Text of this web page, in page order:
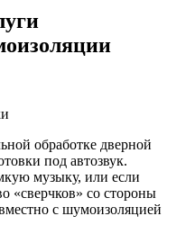
обработке дверной
под автозвук.
музыку, или если
«сверчков» со стороны
с шумоизоляцией